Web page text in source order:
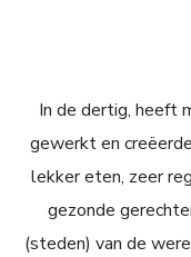
In de dertig, heeft
gewerkt en
lekker eten, zeer
gezonde
(steden) van de